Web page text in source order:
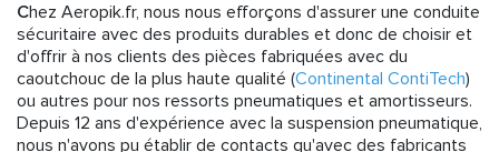
Chez Aeropik.fr, nous nous efforçons d'assurer une conduite
sécuritaire avec des produits durables et donc de choisir et
d'offrir à nos clients des pièces fabriquées avec du
caoutchouc de la plus haute qualité (Continental ContiTech)
ou autres pour nos ressorts pneumatiques et amortisseurs.
Depuis 12 ans d'expérience avec la suspension pneumatique,
nous n'avons pu établir de contacts qu'avec des fabricants